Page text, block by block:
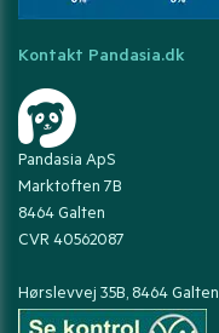
Kontakt Pandasia.dk
Pandasia ApS
Marktoften 7B
8464 Galten
CVR 40562087
Hørslevvej 35B, 8464 Galten